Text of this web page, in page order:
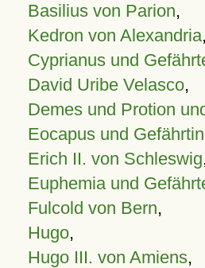
Basilius von Parion,
Kedron von Alexandria,
Cyprianus und
David Uribe Velasco,
Demes und Protion
Eocapus und
Erich II. von Schleswig
Euphemia und
Fulcold von Bern,
Hugo,
Hugo III. von Amiens,